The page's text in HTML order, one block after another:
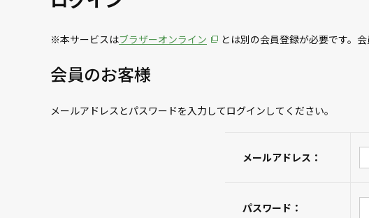
※本サービスはブラザーオンライン とは別の会員登録が必要です。
会員のお客様
メールアドレスとパスワードを入力してログインしてください。
メールアドレス：
パスワード：